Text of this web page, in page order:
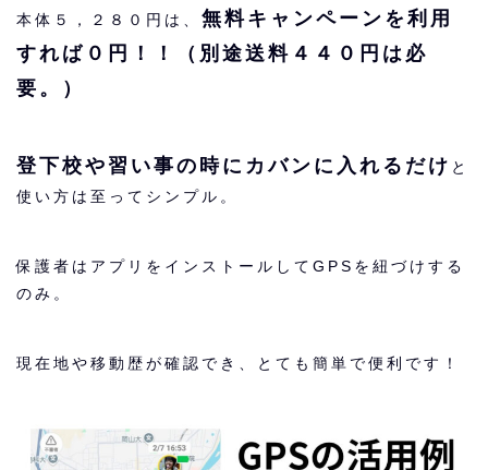
本体５，２８０円は、 無料キャンペーンを利用
すれば０円！！（別途送料４４０円は必
要。）
登下校や習い事の時にカバンに入れるだけ と
使い方は至ってシンプル。
保護者はアプリをインストールしてGPSを紐づけする
のみ。
現在地や移動歴が確認でき、とても簡単で便利です！